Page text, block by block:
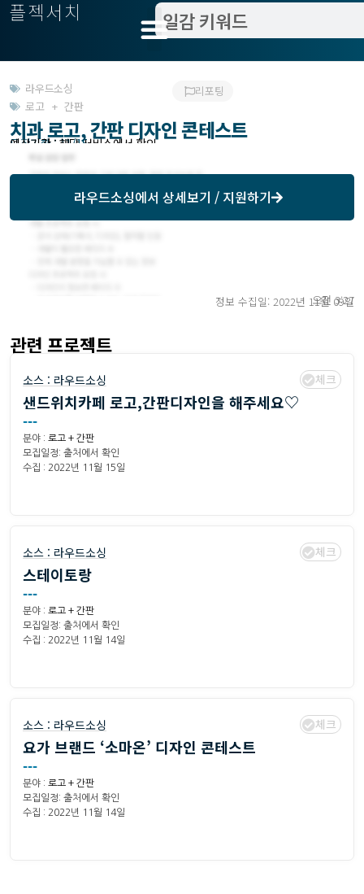
플젝서치
라우드소싱
로고 + 간판
리포팅
치과 로고, 간판 디자인 콘테스트
모집기한 : 11/15
예상기간 : 해당 서비스에서 확인
라우드소싱에서 상세보기 / 지원하기
정보 수집일: 2022년 11월 09일
오전 3:27
관련 프로젝트
소스 : 라우드소싱 체크
샌드위치카페 로고,간판디자인을 해주세요♡
---
분야 : 로고 + 간판
모집일정: 출처에서 확인
수집 : 2022년 11월 15일
소스 : 라우드소싱 체크
스테이토랑
---
분야 : 로고 + 간판
모집일정: 출처에서 확인
수집 : 2022년 11월 14일
소스 : 라우드소싱 체크
요가 브랜드 ‘소마온’ 디자인 콘테스트
---
분야 : 로고 + 간판
모집일정: 출처에서 확인
수집 : 2022년 11월 14일